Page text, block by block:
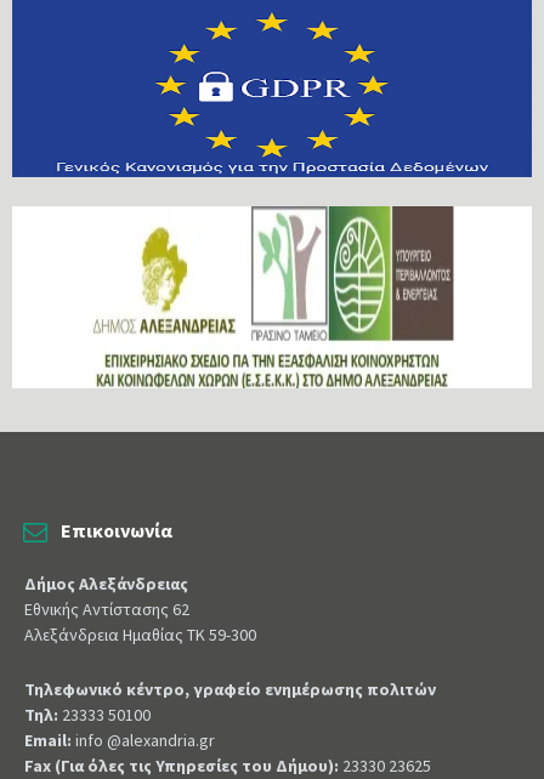
Επικοινωνία
Δήμος Αλεξάνδρειας
Εθνικής Αντίστασης 62
Αλεξάνδρεια Ημαθίας ΤΚ 59-300
Τηλεφωνικό κέντρο, γραφείο ενημέρωσης πολιτών
Τηλ: 23333 50100
Email: info @alexandria.gr
Fax (Για όλες τις Υπηρεσίες του Δήμου): 23330 23625